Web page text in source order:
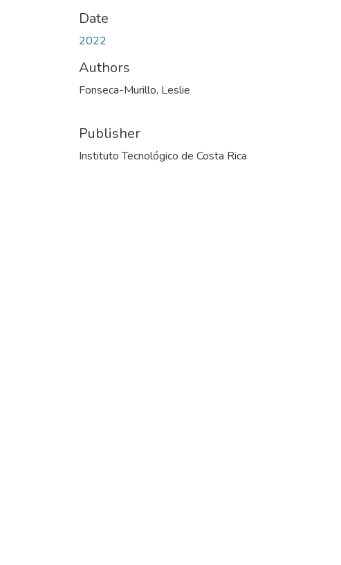
Date
2022
Authors
Fonseca-Murillo, Leslie
Publisher
Instituto Tecnológico de Costa Rica